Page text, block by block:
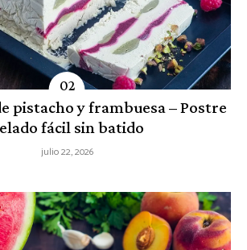
pistacho y frambuesa – Postre
fácil sin batido
julio 22, 2026